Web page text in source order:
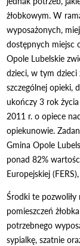
żłobkowym. W
wyposażonych,
dostępnych miejsc
Opole Lubelskie
dzieci, w tym dzieci
szczególnej opieki,
ukończy 3 rok
2011 r. o opiece
opiekunowie.
Gmina Opole
ponad 82%
Europejskiej
Środki te
pomieszczeń
potrzebnego
sypialkę, szatnie